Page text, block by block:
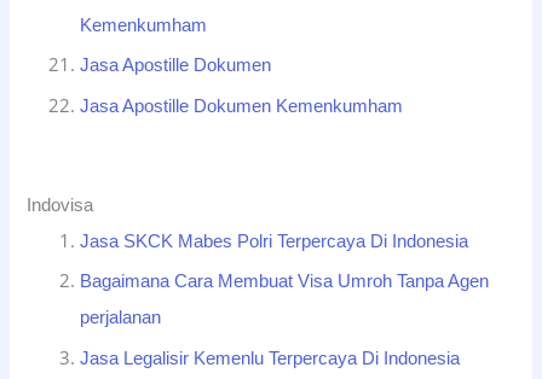
Kemenkumham
Jasa Apostille Dokumen
Jasa Apostille Dokumen Kemenkumham
Indovisa
Jasa SKCK Mabes Polri Terpercaya Di Indonesia
Bagaimana Cara Membuat Visa Umroh Tanpa Agen
perjalanan
Jasa Legalisir Kemenlu Terpercaya Di Indonesia